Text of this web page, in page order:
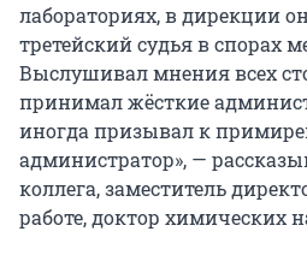
лабораториях, в дирекции
третейский судья в спорах
Выслушивал мнения всех
принимал жёсткие
иногда призывал к
администратор», —
коллега, заместитель
работе, доктор химических